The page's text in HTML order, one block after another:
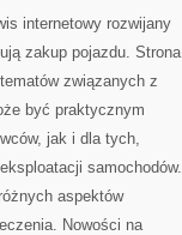
internetowy rozwijany
zakup pojazdu. Strona
związanych z
być praktycznym
jak i dla tych,
samochodów.
aspektów
Nowości na